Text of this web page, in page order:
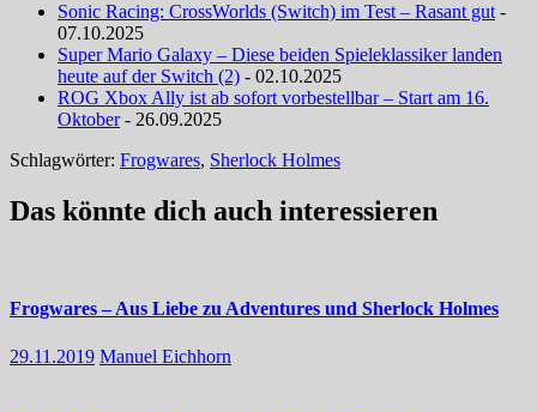
Sonic Racing: CrossWorlds (Switch) im Test – Rasant gut -
07.10.2025
Super Mario Galaxy – Diese beiden Spieleklassiker landen
heute auf der Switch (2) - 02.10.2025
ROG Xbox Ally ist ab sofort vorbestellbar – Start am 16.
Oktober- 26.09.2025
Schlagwörter: Frogwares, Sherlock Holmes
Das könnte dich auch interessieren
Frogwares – Aus Liebe zu Adventures und Sherlock Holmes
29.11.2019 Manuel Eichhorn